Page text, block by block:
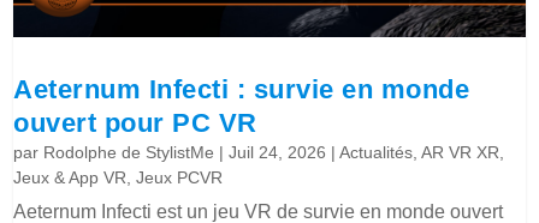
Aeternum Infecti : survie en monde
ouvert pour PC VR
par Rodolphe de StylistMe |Juil 24, 2026 |Actualités ,AR VR XR
Jeux & App VR ,Jeux PCVR
Aeternum Infecti est un jeu VR de survie en monde ouvert